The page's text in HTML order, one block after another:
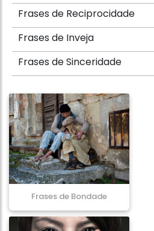
Frases de Reciprocidade
Frases de Inveja
Frases de Sinceridade
Frases de Bondade